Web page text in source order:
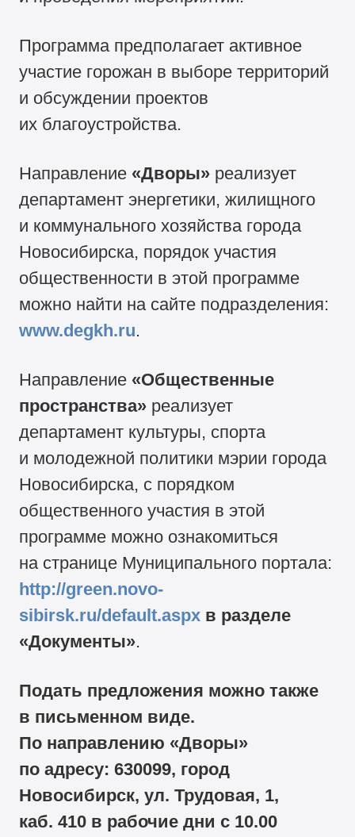
Программа предполагает активное
участие горожан в выборе территорий
и обсуждении проектов
их благоустройства.
Направление «Дворы» реализует
департамент энергетики, жилищного
и коммунального хозяйства города
Новосибирска, порядок участия
общественности в этой программе
можно найти на сайте подразделения:
www.degkh.ru.
Направление «Общественные
пространства» реализует
департамент культуры, спорта
и молодежной политики мэрии города
Новосибирска, с порядком
общественного участия в этой
программе можно ознакомиться
на странице Муниципального портала:
http://green.novo-
sibirsk.ru/default.aspx в разделе
«Документы».
Подать предложения можно также
в письменном виде.
По направлению «Дворы»
по адресу: 630099, город
Новосибирск, ул. Трудовая, 1,
каб. 410 в рабочие дни с 10.00